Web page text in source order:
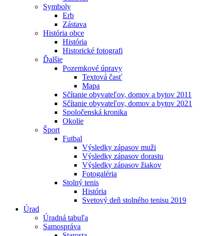
Symboly
Erb
Zástava
História obce
História
Historické fotografi
Ďalšie
Pozemkové úpravy
Textová časť
Mapa
Sčítanie obyvateľov, domov a bytov 2011
Sčítanie obyvateľov, domov a bytov 2021
Spoločenská kronika
Okolie
Šport
Futbal
Výsledky zápasov muži
Výsledky zápasov dorastu
Výsledky zápasov žiakov
Fotogaléria
Stolný tenis
História
Svetový deň stolného tenisu 2019
Úrad
Úradná tabuľa
Samospráva